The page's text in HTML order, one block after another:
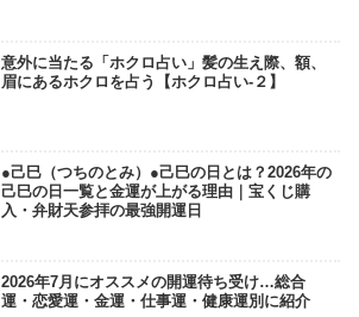
意外に当たる「ホクロ占い」髪の生え際、額、
眉にあるホクロを占う【ホクロ占い‐２】
●己巳（つちのとみ）●己巳の日とは？2026年の
己巳の日一覧と金運が上がる理由｜宝くじ購
入・弁財天参拝の最強開運日
2026年7月にオススメの開運待ち受け…総合
運・恋愛運・金運・仕事運・健康運別に紹介